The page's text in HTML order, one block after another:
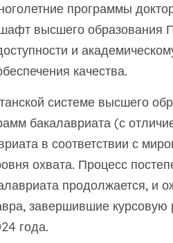
программы
высшего образования
и
качества.
системе высшего
бакалавриата (с
в соответствии с
охвата. Процесс
продолжается, и
завершившие курсовую
года.